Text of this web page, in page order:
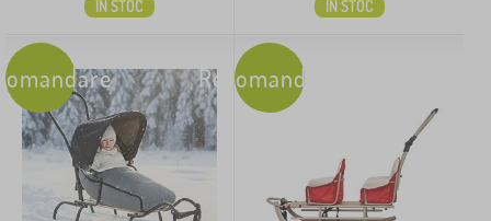
IN STOC IN STOC
Recomandare